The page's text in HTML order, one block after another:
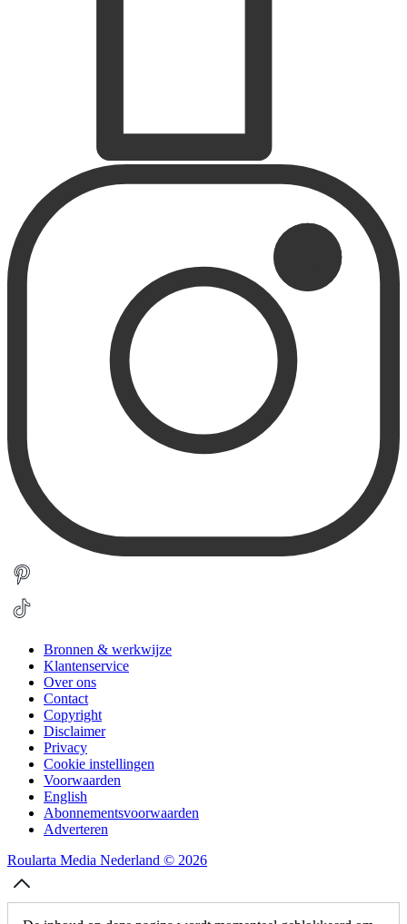
Bronnen & werkwijze
Klantenservice
Over ons
Contact
Copyright
Disclaimer
Privacy
Cookie instellingen
Voorwaarden
English
Abonnementsvoorwaarden
Adverteren
Roularta Media Nederland © 2026